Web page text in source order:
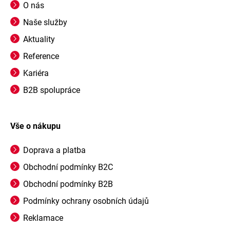
O nás
Naše služby
Aktuality
Reference
Kariéra
B2B spolupráce
Vše o nákupu
Doprava a platba
Obchodní podmínky B2C
Obchodní podmínky B2B
Podmínky ochrany osobních údajů
Reklamace